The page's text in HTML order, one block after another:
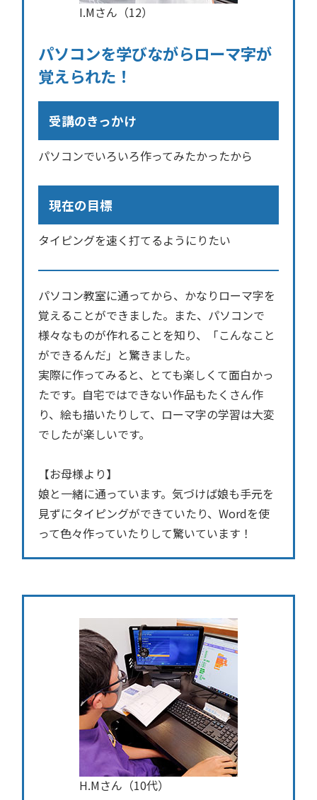
I.Mさん（12）
パソコンを学びながらローマ字が
覚えられた！
受講のきっかけ
パソコンでいろいろ作ってみたかったから
現在の目標
タイピングを速く打てるようにりたい
パソコン教室に通ってから、かなりローマ字を
覚えることができました。また、パソコンで
様々なものが作れることを知り、「こんなこと
ができるんだ」と驚きました。
実際に作ってみると、とても楽しくて面白かっ
たです。自宅ではできない作品もたくさん作
り、絵も描いたりして、ローマ字の学習は大変
でしたが楽しいです。
【お母様より】
娘と一緒に通っています。気づけば娘も手元を
見ずにタイピングができていたり、Wordを使
って色々作っていたりして驚いています！
H.Mさん（10代）